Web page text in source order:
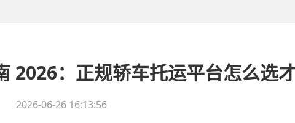
2026：正规轿车托运平台怎么选
2026-06-26 16:13:56